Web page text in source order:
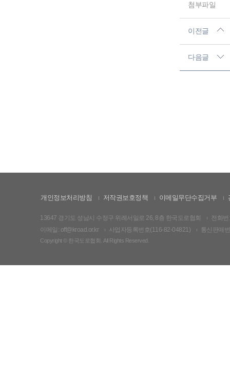
첨부파일
이전글
다음글
개인정보처리방침 저작권보호정책 이메일무단수집거부
13647 경기도 성남시 수정구 위례서일로 26, 8층 한국도로협회
전화
이메일: off@kroad.or.kr
사업자등록번호(116-82-04821) 통신판매
Copyright © 한국도로협회. All Rights Reserved.